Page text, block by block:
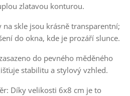
zlatavou konturou.
na skle jsou krásně transparentní;
do okna, kde je prozáří slunce.
do pevného měděného
stabilitu a stylový vzhled.
Díky velikosti 6x8 cm je to